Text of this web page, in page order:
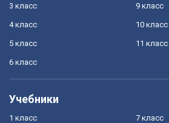
3 класс
4 класс
5 класс
6 класс
9 класс
10 класс
11 класс
Учебники
1 класс 7 класс